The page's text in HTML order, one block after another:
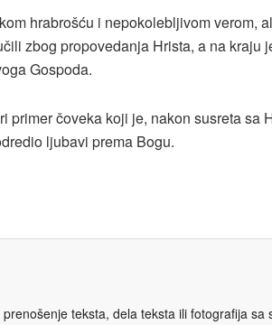
hrabrošću i nepokolebljivom verom,
zbog propovedanja Hrista, a na kraju
Gospoda.
primer čoveka koji je, nakon susreta sa
ljubavi prema Bogu.
teksta, dela teksta ili fotografija sa